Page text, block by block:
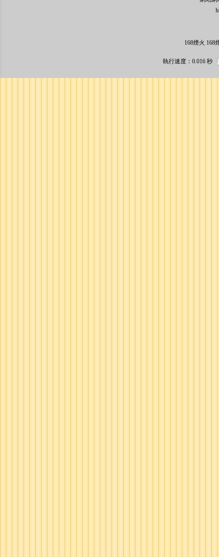
http://
168煙火 168
執行速度 ：0.016 秒